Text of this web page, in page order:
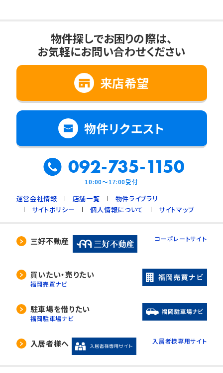
物件探しでお困りの際は、
お気軽にお問い合わせください
来店希望
物件リクエスト
092-735-1150
10:00～17:00受付
運営会社情報 店舗一覧
物件ライブラリ
サイトポリシー
個人情報について サイトマップ
三好不動産 コーポレートサイト
買いたい・売りたい
福岡売買ナビ
駐車場を借りたい
福岡駐車場ナビ
入居者様へ 入居者様専用サイト